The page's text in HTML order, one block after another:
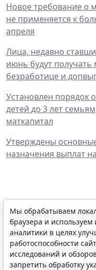
Новое требование о
не применяется к
апреля
Лица, недавно
июнь будут
безработице и
Установлен порядок
детей до 3 лет
маткапитал
Утверждены
назначения выплат
Кабмин
ограничении
10 августа 2026 14:50
Мы обрабатываем
браузера и используем
аналитики в целях
работоспособности
исследований и
запретить обработку